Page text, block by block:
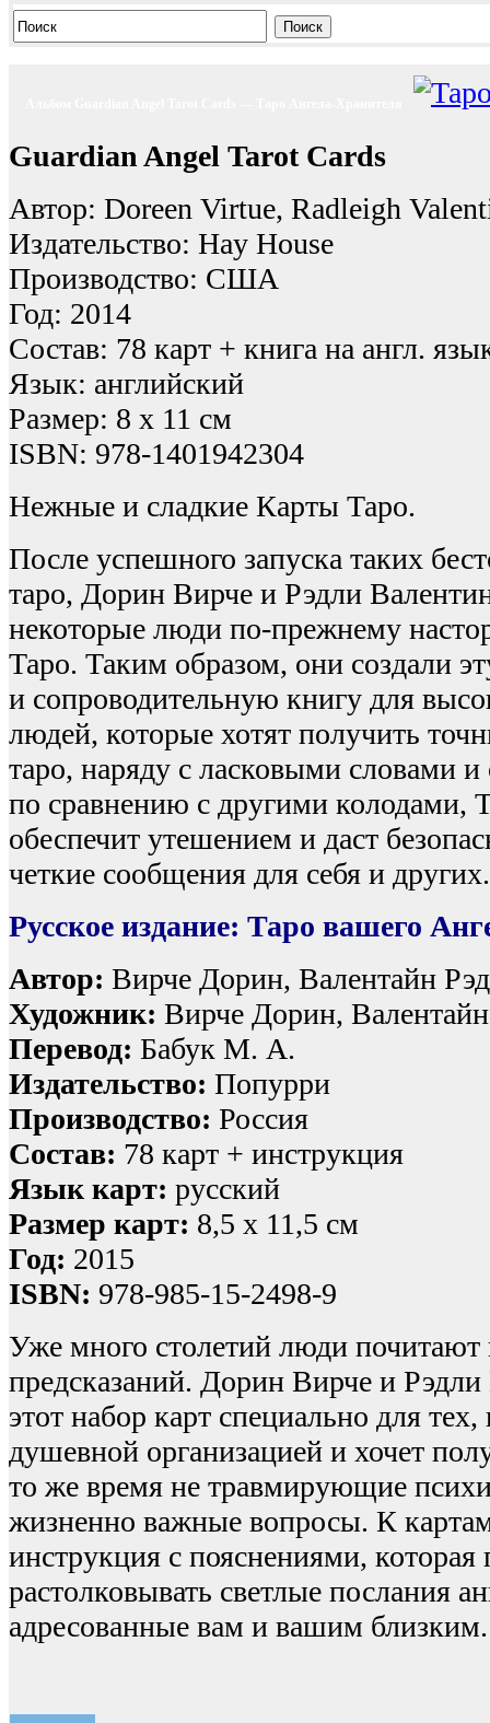
Поиск
Guardian Angel Tarot Cards
Автор: Doreen Virtue, Radleigh
Издательство: Hay House
Производство: США
Год: 2014
Состав: 78 карт + книга на англ.
Язык: английский
Размер: 8 x 11 см
ISBN: 978-1401942304
Нежные и сладкие Карты Таро.
После успешного запуска таких
таро, Дорин Вирче и Рэдли
некоторые люди по-прежнему
Таро. Таким образом, они создали
и сопроводительную книгу для
людей, которые хотят получить
таро, наряду с ласковыми словами
по сравнению с другими колодами,
обеспечит утешением и даст
четкие сообщения для себя и
Русское издание: Таро вашего
Автор: Вирче Дорин, Валентайн
Художник: Вирче Дорин,
Перевод: Бабук М. А.
Издательство: Попурри
Производство: Россия
Состав: 78 карт + инструкция
Язык карт: русский
Размер карт: 8,5 х 11,5 см
Год: 2015
ISBN: 978-985-15-2498-9
Уже много столетий люди почитают
предсказаний. Дорин Вирче и Рэдли
этот набор карт специально для
душевной организацией и хочет
то же время не травмирующие
жизненно важные вопросы. К картам
инструкция с пояснениями, которая
растолковывать светлые послания
адресованные вам и вашим близким.